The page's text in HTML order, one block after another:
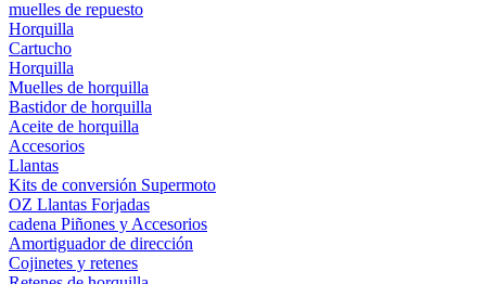
muelles de repuesto
Horquilla
Cartucho
Horquilla
Muelles de horquilla
Bastidor de horquilla
Aceite de horquilla
Accesorios
Llantas
Kits de conversión Supermoto
OZ Llantas Forjadas
cadena Piñones y Accesorios
Amortiguador de dirección
Cojinetes y retenes